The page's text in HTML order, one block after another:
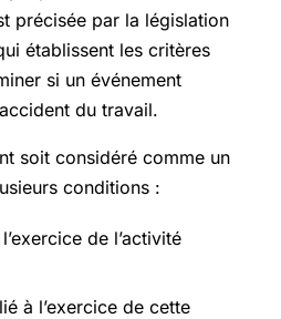
précisée par la législation
établissent les critères
si un événement
du travail.
soit considéré comme un
conditions :
de l’activité
à l’exercice de cette